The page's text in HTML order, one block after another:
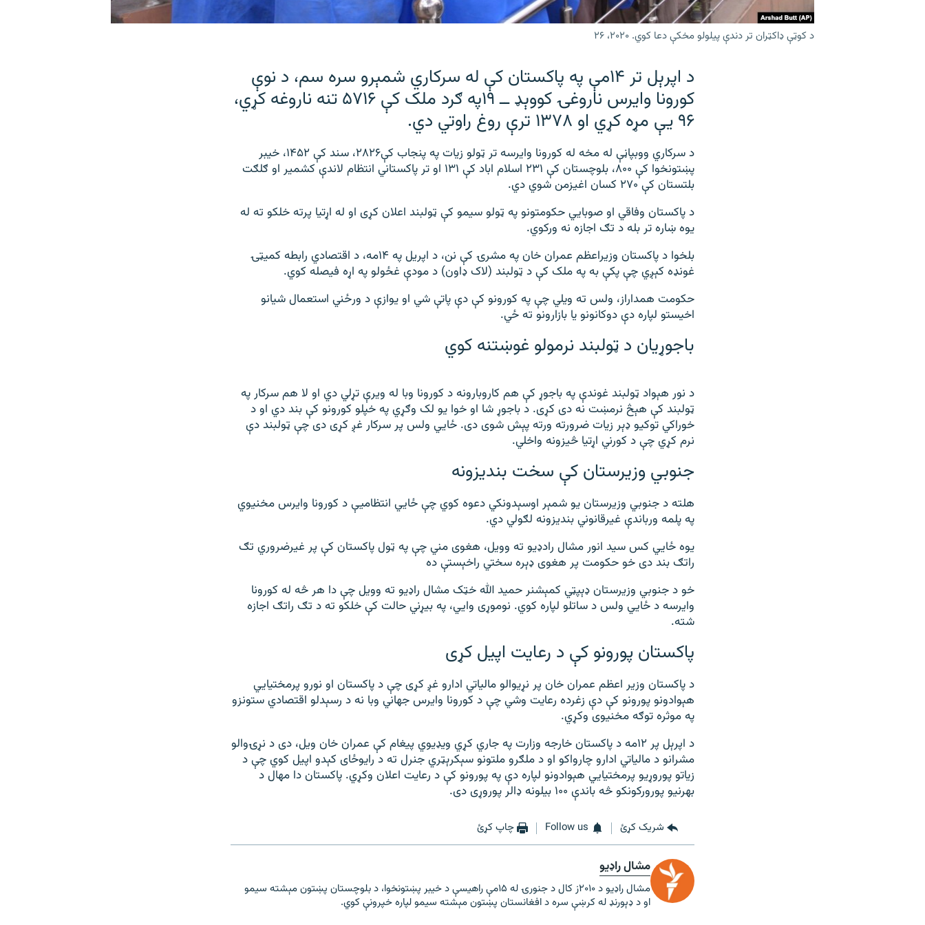
د کوټې ډاکټران تر دندې پیلولو مخکې دعا کوي. ۲۰۲۰، ۲۶
د اپرېل تر ۱۴مې په پاکستان کې له سرکاري شمېرو سره سم، د نوې
کورونا وایرس ناروغۍ کووېډ ــ ۱۹په ګرد ملک کې ۵۷۱۶ تنه ناروغه کړي،
۹۶ یې مړه کړي او ۱۳۷۸ ترې روغ راوتي دي.
د سرکاري ووبپاڼې له مخه له کورونا وايرسه تر ټولو زيات په پنجاب کې۲۸۲۶، سند کې ۱۴۵۲، خيبر
پښتونخوا کې ۸۰۰، بلوچستان کې ۲۳۱ اسلام اباد کې ۱۳۱ او تر پاکستاني انتظام لاندې کشمير او ګلګت
بلتستان کې ۲۷۰ کسان اغيزمن شوي دي.
د پاکستان وفاقي او صوبايي حکومتونو په ټولو سیمو کې ټولبند اعلان کړی او له اړتیا پرته خلکو ته له
یوه ښاره تر بله د تګ اجازه نه ورکوي.
بلخوا د پاکستان وزيراعظم عمران خان په مشرۍ کې نن، د اپريل په ۱۴مه، د اقتصادي رابطه کميټۍ
غونډه کېږي چې پکې به په ملک کې د ټولبند (لاک ډاون) د مودې غځولو په اړه فيصله کوي.
حکومت همداراز، ولس ته ویلي چې په کورونو کې دې پاتې شي او یوازې د ورځني استعمال شیانو
اخیستو لپاره دې دوکانونو یا بازارونو ته ځي.
باجوړیان د ټولبند نرمولو غوښتنه کوي
د نور هېواد ټولبند غوندې په باجوړ کې هم کاروبارونه د کورونا وبا له ویرې تړلي دي او لا هم سرکار په
ټولبند کې هېڅ نرمښت نه دی کړی. د باجوړ شا او خوا یو لک وګړي په خپلو کورونو کې بند دي او د
خوراکي توکیو ډېر زیات ضرورته ورته پېش شوی دی. ځايي ولس پر سرکار غږ کړی دی چې ټولبند دې
نرم کړي چې د کورني اړتیا څیزونه واخلي.
جنوبي وزیرستان کې سخت بندیزونه
هلته د جنوبي وزیرستان یو شمېر اوسېدونکي دعوه کوي چې ځايي انتظامیې د کورونا وایرس مخنیوي
په پلمه ورباندې غیرقانوني بندیزونه لګولي دي.
یوه ځايي کس سید انور مشال رادډیو ته وویل، هغوی مني چې په ټول پاکستان کې پر غیرضروري تګ
راتګ بند دی خو حکومت پر هغوی ډېره سختي راخېستې ده
خو د جنوبي وزیرستان ډېپټي کمېشنر حمید الله خټک مشال راډیو ته وویل چې دا هر څه له کورونا
وایرسه د ځايي ولس د ساتلو لپاره کوي. نوموړی وايي، په بیړني حالت کې خلکو ته د تګ راتګ اجازه
شته.
پاکستان پورونو کې د رعایت اپیل کړی
د پاکستان وزير اعظم عمران خان پر نړيوالو مالیاتي ادارو غږ کړی چې د پاکستان او نورو پرمختیايي
هېوادونو پورونو کې دې زغرده رعایت وشي چې د کورونا وايرس جهاني وبا نه د رسېدلو اقتصادي ستونزو
په موثره توګه مخنيوی وکړي.
د اپرېل پر ۱۲مه د پاکستان خارجه وزارت په جاري کړي ويډيوي پيغام کې عمران خان ویل، دی د نړۍوالو
مشرانو د مالياتي ادارو چارواکو او د ملګرو ملتونو سېکرېټري جنرل ته د رایوځای کېدو اپيل کوي چې د
زیاتو پوروړیو پرمختیايي هېوادونو لپاره دې په پورونو کې د رعايت اعلان وکړي. پاکستان دا مهال د
بهرنیو پورورکونکو څه باندې ۱۰۰ بیلونه ډالر پوروړی دی.
شریک کړئ Follow us چاپ کړئ
مشال راډیو
مشال راډیو د ۲۰۱۰ز کال د جنورۍ له ۱۵مې راهیسې د خیبر پښتونخوا، د بلوچستان پښتون مېشته سیمو
او د ډېورنډ له کرښې سره د افغانستان پښتون مېشته سیمو لپاره خپرونې کوي.